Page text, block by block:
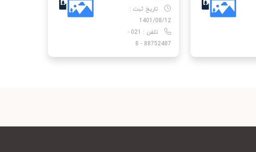
تاریخ ثبت :
1401/08/12
تلفن : 021 -
88752487 - 8